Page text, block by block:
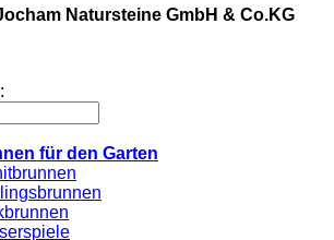
Natursteine GmbH & Co.KG
für den Garten